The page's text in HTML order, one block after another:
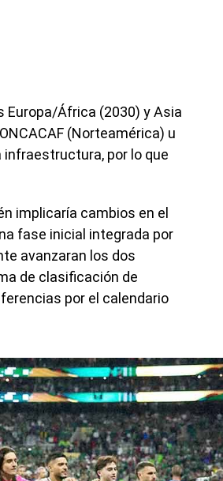
Europa/África (2030) y Asia
(Norteamérica) u
infraestructura, por lo que
implicaría cambios en el
fase inicial integrada por
avanzaran los dos
de clasificación de
por el calendario